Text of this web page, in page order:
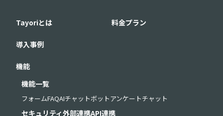
Tayoriとは 料金プラン
導入事例
機能
機能一覧
フォームFAQAIチャットボットアンケートチャット
セキュリティ外部連携API連携